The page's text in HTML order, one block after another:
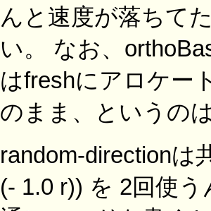
んと速度が落ちて
い。 なお、
はfreshにアロケー
のまま、というの
random-directionは
(- 1.0 r)) を 2回使